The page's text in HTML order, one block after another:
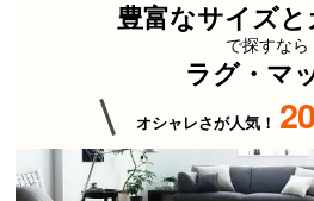
豊富なサイズと
で探すなら
ラグ・マ
オシャレさが人気！